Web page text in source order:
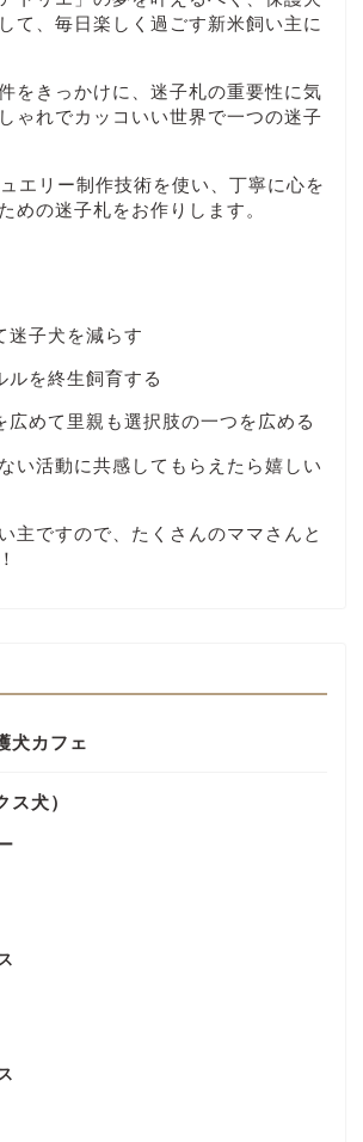
て、毎日楽しく過ごす新米飼い主に
をきっかけに、迷子札の重要性に気
ゃれでカッコいい世界で一つの迷子
エリー制作技術を使い、丁寧に心を
めの迷子札をお作りします。
迷子犬を減らす
ルを終生飼育する
広めて里親も選択肢の一つを広める
い活動に共感してもらえたら嬉しい
主ですので、たくさんのママさんと
犬カフェ
ス犬）